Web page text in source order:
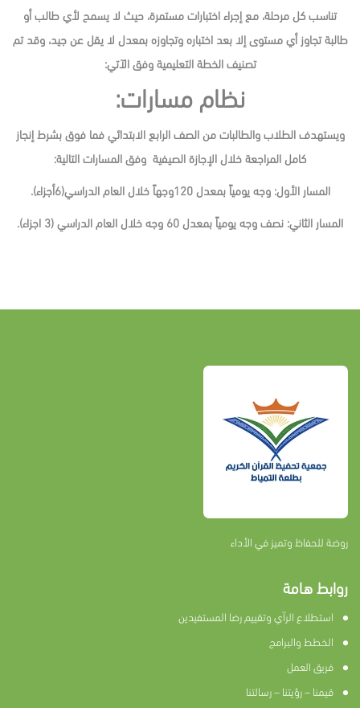
تناسب كل مرحلة، مع إجراء اختبارات مستمرة، حيث لا يسمح لأي طالب أو
طالبة تجاوز أي مستوى إلا بعد اختباره وتجاوزه بمعدل لا يقل عن جيد، وقد تم
تصنيف الخطة التعليمية وفق الآتي:
نظام مسارات:
ويستهدف الطلاب والطالبات من الصف الرابع الابتدائي فما فوق بشرط إنجاز
كامل المراجعة خلال الإجازة الصيفية وفق المسارات التالية:
المسار الأول: وجه يومياً بمعدل 120وجهاً خلال العام الدراسي(6أجزاء).
المسار الثاني: نصف وجه يومياً بمعدل 60 وجه خلال العام الدراسي (3 اجزاء).
روضة للحفاظ وتميز في الأداء
روابط هامة
استطلاع الرآي وتقييم رضا المستفيدين
الخطط والبرامج
فريق العمل
قيمنا – رؤيتنا – رسالتنا